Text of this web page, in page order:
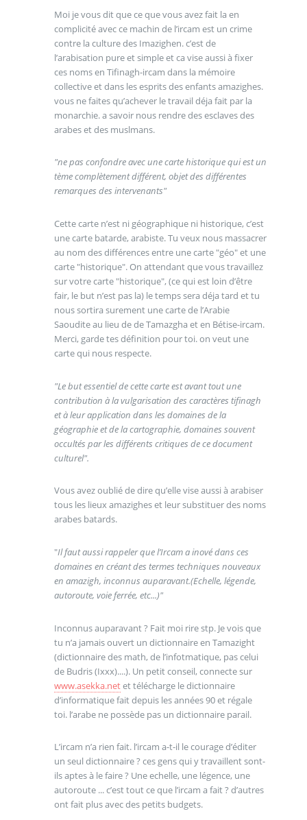
Moi je vous dit que ce que vous avez fait la en
complicité avec ce machin de l’ircam est un crime
contre la culture des Imazighen. c’est de
l’arabisation pure et simple et ca vise aussi à fixer
ces noms en Tifinagh-ircam dans la mémoire
collective et dans les esprits des enfants amazighes.
vous ne faites qu’achever le travail déja fait par la
monarchie. a savoir nous rendre des esclaves des
arabes et des muslmans.
"ne pas confondre avec une carte historique qui est un
tème complètement différent, objet des différentes
remarques des intervenants"
Cette carte n’est ni géographique ni historique, c’est
une carte batarde, arabiste. Tu veux nous massacrer
au nom des différences entre une carte "géo" et une
carte "historique". On attendant que vous travaillez
sur votre carte "historique", (ce qui est loin d’être
fair, le but n’est pas la) le temps sera déja tard et tu
nous sortira surement une carte de l’Arabie
Saoudite au lieu de de Tamazgha et en Bétise-ircam.
Merci, garde tes définition pour toi. on veut une
carte qui nous respecte.
"Le but essentiel de cette carte est avant tout une
contribution à la vulgarisation des caractères tifinagh
et à leur application dans les domaines de la
géographie et de la cartographie, domaines souvent
occultés par les différents critiques de ce document
culturel".
Vous avez oublié de dire qu’elle vise aussi à arabiser
tous les lieux amazighes et leur substituer des noms
arabes batards.
"Il faut aussi rappeler que l’Ircam a inové dans ces
domaines en créant des termes techniques nouveaux
en amazigh, inconnus auparavant.(Echelle, légende,
autoroute, voie ferrée, etc...)"
Inconnus auparavant ? Fait moi rire stp. Je vois que
tu n’a jamais ouvert un dictionnaire en Tamazight
(dictionnaire des math, de l’infotmatique, pas celui
de Budris (Ixxx)....). Un petit conseil, connecte sur
www.asekka.netet télécharge le dictionnaire
d’informatique fait depuis les années 90 et régale
toi. l’arabe ne possède pas un dictionnaire parail.
L’ircam n’a rien fait. l’ircam a-t-il le courage d’éditer
un seul dictionnaire ? ces gens qui y travaillent sont-
ils aptes à le faire ? Une echelle, une légence, une
autoroute ... c’est tout ce que l’ircam a fait ? d’autres
ont fait plus avec des petits budgets.